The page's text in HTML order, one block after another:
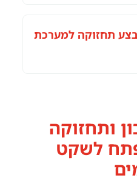
תחזוקה למערכת
ותחזוקה
לשקט